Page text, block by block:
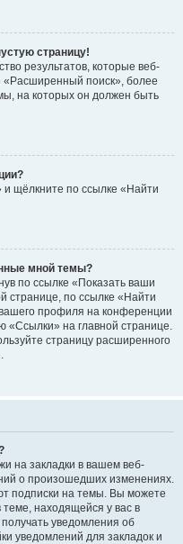
страницу!
результатов, которые веб-
«Расширенный поиск», более
на которых он должен быть
щёлкните по ссылке «Найти
мной темы?
по ссылке «Показать ваши
странице, по ссылке «Найти
профиля на конференции
на главной странице.
страницу расширенного
на закладки в вашем веб-
о произошедших изменениях.
подписки на темы. Вы можете
находящейся у вас в
уведомления об
уведомлений для закладок и